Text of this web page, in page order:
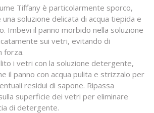
Tiffany è particolarmente sporco,
soluzione delicata di acqua tiepida e
Imbevi il panno morbido nella soluzione
sui vetri, evitando di
forza.
i vetri con la soluzione detergente,
il panno con acqua pulita e strizzalo per
residui di sapone. Ripassa
superficie dei vetri per eliminare
di detergente.